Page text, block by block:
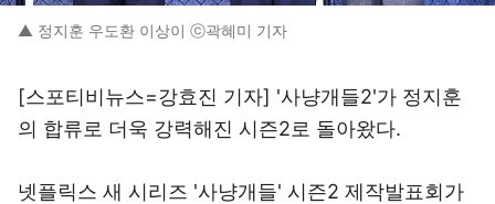
▲ 정지훈 우도환 이상이 ⓒ곽혜미 기자
[스포티비뉴스=강효진 기자] '사냥개들2'가 정지훈
의 합류로 더욱 강력해진 시즌2로 돌아왔다.
넷플릭스 새 시리즈 '사냥개들' 시즌2 제작발표회가